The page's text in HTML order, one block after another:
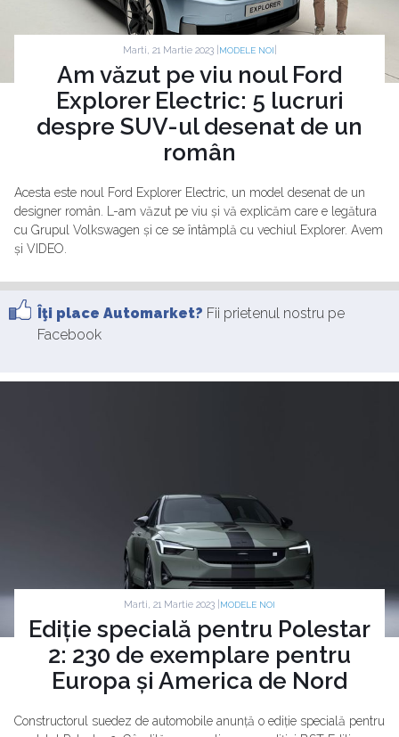
Marti, 21 Martie 2023 | MODELE NOI
Am văzut pe viu noul Ford
Explorer Electric: 5 lucruri
despre SUV-ul desenat de un
român
Acesta este noul Ford Explorer Electric, un model desenat de un
designer român. L-am văzut pe viu și vă explicăm care e legătura
cu Grupul Volkswagen și ce se întâmplă cu vechiul Explorer. Avem
și VIDEO.
Îţi place Automarket? Fii prietenul nostru pe
Facebook
Marti, 21 Martie 2023 | MODELE NOI
Ediție specială pentru Polestar
2: 230 de exemplare pentru
Europa și America de Nord
Constructorul suedez de automobile anunță o ediție specială pentru